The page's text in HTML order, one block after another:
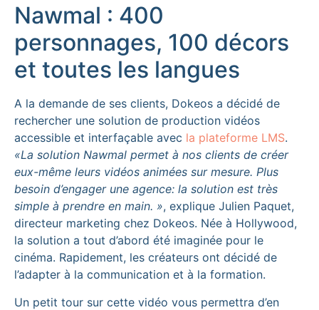
Nawmal : 400
personnages, 100 décors
et toutes les langues
A la demande de ses clients, Dokeos a décidé de
rechercher une solution de production vidéos
accessible et interfaçable avec la plateforme LMS.
«La solution Nawmal permet à nos clients de créer
eux-même leurs vidéos animées sur mesure. Plus
besoin d’engager une agence: la solution est très
simple à prendre en main. », explique Julien Paquet,
directeur marketing chez Dokeos. Née à Hollywood,
la solution a tout d’abord été imaginée pour le
cinéma. Rapidement, les créateurs ont décidé de
l’adapter à la communication et à la formation.
Un petit tour sur cette vidéo vous permettra d’en